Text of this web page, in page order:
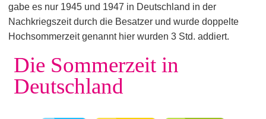
gabe es nur 1945 und 1947 in Deutschland in der
Nachkriegszeit durch die Besatzer und wurde doppelte
Hochsommerzeit genannt hier wurden 3 Std. addiert.
Die Sommerzeit in
Deutschland